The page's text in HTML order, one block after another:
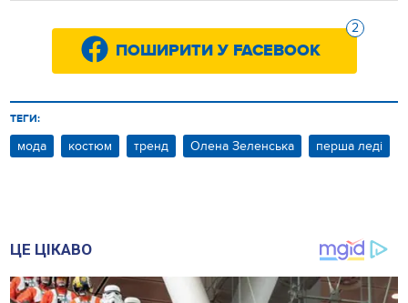
2
ПОШИРИТИ У FACEBOOK
ТЕГИ:
мода костюм тренд Олена Зеленська перша леді
ЦЕ ЦІКАВО